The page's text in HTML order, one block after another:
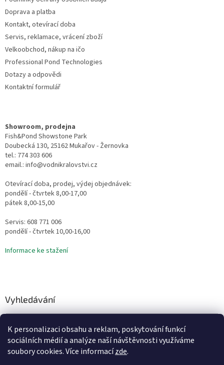
K personalizaci obsahu a reklam, poskytování funkcí
sociálních médií a analýze naší návštěvnosti využíváme
soubory cookies. Více informacízde.
Doprava a platba
Kontakt, otevírací doba
Servis, reklamace, vrácení zboží
Velkoobchod, nákup na ičo
Professional Pond Technologies
Dotazy a odpovědi
Kontaktní formulář
Showroom, prodejna
Fish&Pond Showstone Park
Doubecká 130, 25162 Mukařov - Žernovka
tel.: 774 303 606
email.: info@vodnikralovstvi.cz
Otevírací doba, prodej, výdej objednávek:
pondělí - čtvrtek 8,00-17,00
pátek 8,00-15,00
Servis: 608 771 006
pondělí - čtvrtek 10,00-16,00
Informace ke stažení
Vyhledávání
HLEDAT